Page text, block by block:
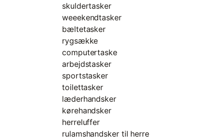
skuldertasker
weeekendtasker
bæltetasker
rygsække
computertaske
arbejdstasker
sportstasker
toilettasker
læderhandsker
kørehandsker
herreluffer
rulamshandsker til herre